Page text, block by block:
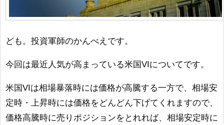
ども。投資軍師のかんべえです。
今回は最近人気が高まっている米国VIについてです。
米国VIは相場暴落時には価格が高騰する一方で、相場安
定時・上昇時には価格をどんどん下げてくれますので、
価格高騰時に売りポジションをとれれば、相場安定時に